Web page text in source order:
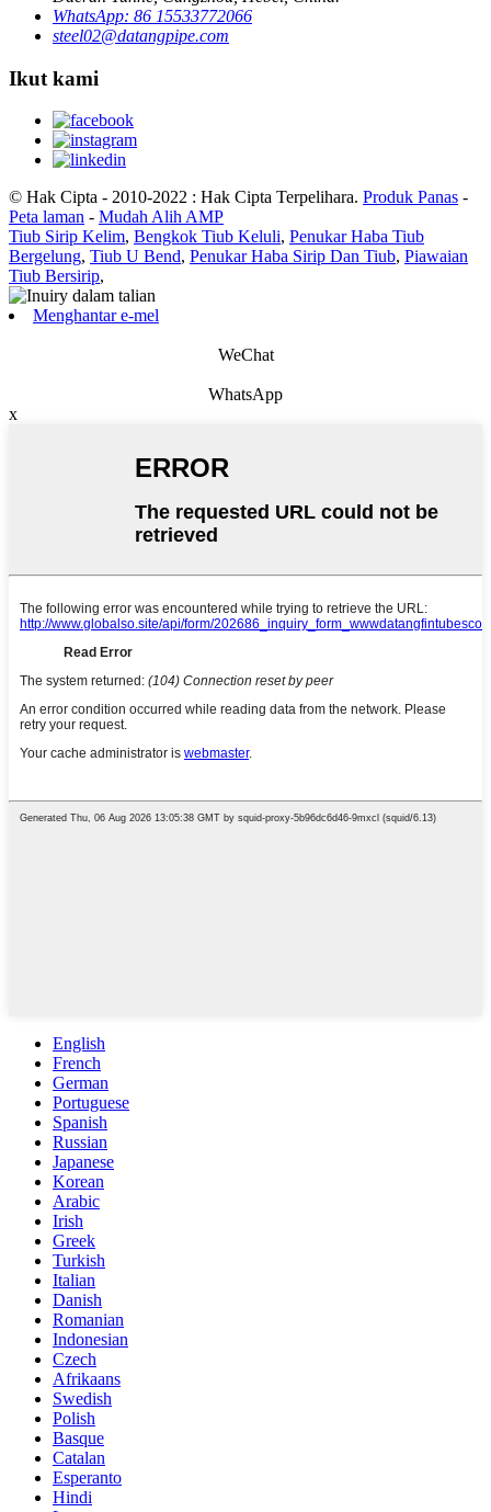
WhatsApp: 86 15533772066
steel02@datangpipe.com
Ikut kami
© Hak Cipta - 2010-2022 : Hak Cipta Terpelihara. Produk Panas -
Peta laman - Mudah Alih AMP
Tiub Sirip Kelim, Bengkok Tiub Keluli, Penukar Haba Tiub
Bergelung, Tiub U Bend, Penukar Haba Sirip Dan Tiub, Piawaian
Tiub Bersirip,
Menghantar e-mel
WeChat
WhatsApp
x
English
French
German
Portuguese
Spanish
Russian
Japanese
Korean
Arabic
Irish
Greek
Turkish
Italian
Danish
Romanian
Indonesian
Czech
Afrikaans
Swedish
Polish
Basque
Catalan
Esperanto
Hindi